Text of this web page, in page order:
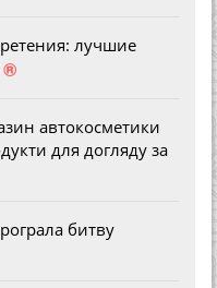
лучшие
®
автокосметики
для догляду за
битву